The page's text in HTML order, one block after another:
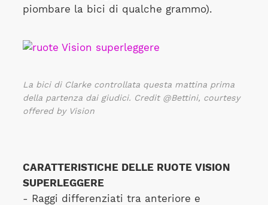
piombare la bici di qualche grammo).
La bici di Clarke controllata questa mattina prima
della partenza dai giudici. Credit @Bettini, courtesy
offered by Vision
CARATTERISTICHE DELLE RUOTE VISION
SUPERLEGGERE
- Raggi differenziati tra anteriore e